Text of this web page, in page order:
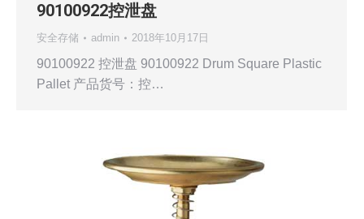
90100922控泄盘
安全存储 admin 2018年10月17日
90100922 控泄盘 90100922 Drum Square Plastic
Pallet 产品货号：控…